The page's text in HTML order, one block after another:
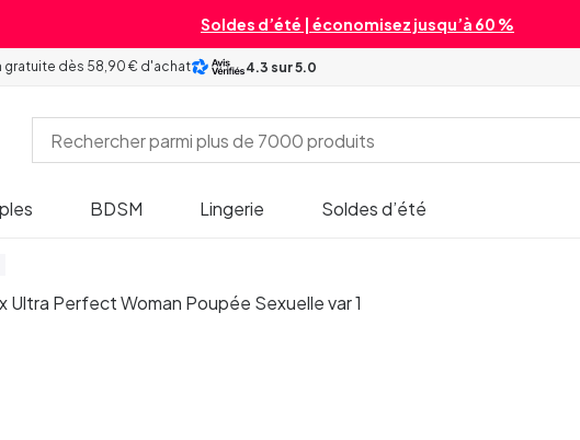
Soldes d’été | économisez jusqu’à 60 %
gratuite dès 58,90 € d'achat 4.3 sur 5.0
BDSM Lingerie Soldes d’été